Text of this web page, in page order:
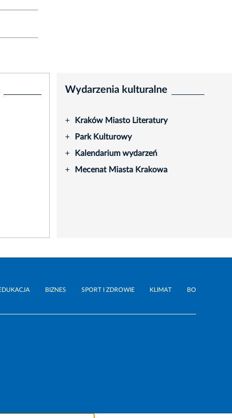
Wydarzenia kulturalne
+ Kraków Miasto Literatury
+ Park Kulturowy
+ Kalendarium wydarzeń
+ Mecenat Miasta Krakowa
BIZNES SPORT I ZDROWIE KLIMAT BO